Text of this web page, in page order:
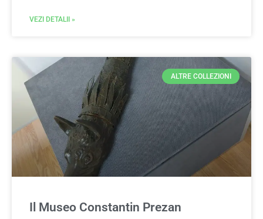
VEZI DETALII »
ALTRE COLLEZIONI
Il Museo Constantin Prezan